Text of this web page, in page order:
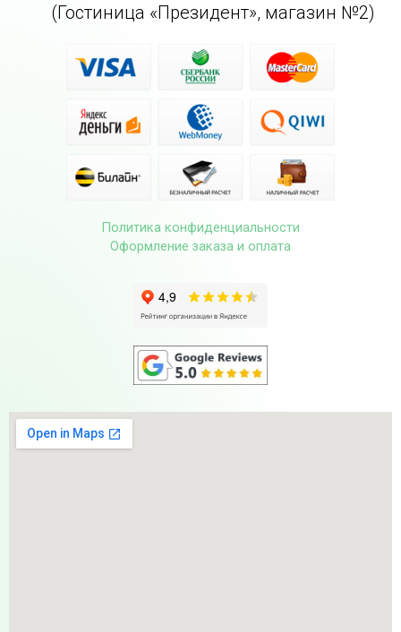
(Гостиница «Президент», магазин №2)
Политика конфиденциальности
Оформление заказа и оплата